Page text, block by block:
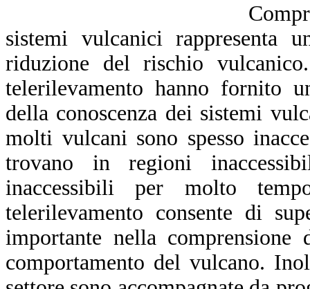
sistemi vulcanici rappresenta
riduzione del rischio
telerilevamento hanno fornito
della conoscenza dei sistemi
molti vulcani sono spesso
trovano in regioni
inaccessibili per molto
telerilevamento consente di
importante nella
comportamento del vulcano.